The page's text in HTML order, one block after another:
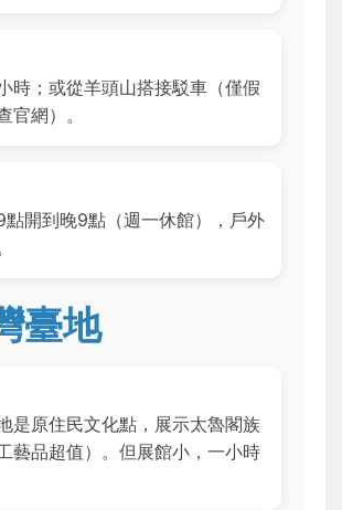
時；或從羊頭山搭接駁車（僅假
官網）。
點開到晚9點（週一休館），戶外
臺地
是原住民文化點，展示太魯閣族
藝品超值）。但展館小，一小時